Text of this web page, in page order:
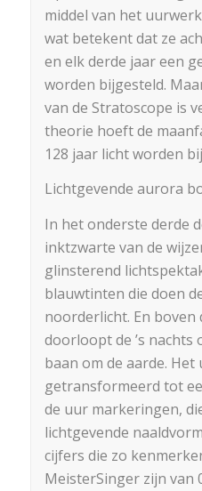
middel van het
wat betekent dat ze
en elk derde jaar een
worden bijgesteld.
van de Stratoscope is
theorie hoeft de
128 jaar licht worden
Lichtgevende aurora
In het onderste derde
inktzwarte van de
glinsterend
blauwtinten die doen
noorderlicht. En boven
doorloopt de ’s nachts
baan om de aarde.
getransformeerd tot
de uur markeringen,
lichtgevende
cijfers die zo
MeisterSinger zijn van